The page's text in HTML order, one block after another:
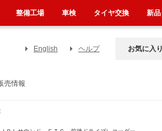
売情報
English ヘルプ お気に入り
整備工場 車検 タイヤ交換 新